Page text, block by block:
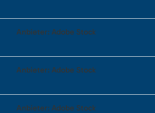
Anbieter: Adobe Stock
Anbieter: Adobe Stock
Anbieter: Adobe Stock